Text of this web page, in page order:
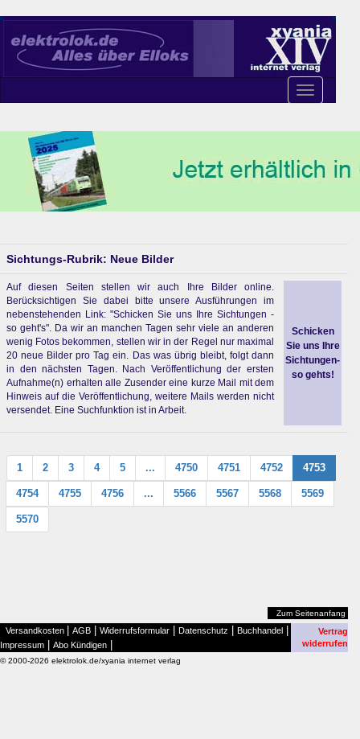
Toggle
navigation
Sichtungs-Rubrik: Neue Bilder
Auf diesen Seiten stellen wir auch Ihre Bilder online.
Berücksichtigen Sie dabei bitte unsere Ausführungen im
nebenstehenden Link: "Schicken Sie uns Ihre Sichtungen -
so geht's". Da wir an manchen Tagen sehr viele an anderen
wenig Fotos bekommen, stellen wir in der Regel nur maximal
20 neue Bilder pro Tag ein. Das was übrig bleibt, folgt dann
in den nächsten Tagen. Nach Veröffentlichung der ersten
Aufnahme(n) erhalten alle Zusender eine kurze Mail mit dem
Hinweis auf die Veröffentlichung, weitere Mails werden nicht
versendet. Eine Suchfunktion ist in Arbeit.
Schicken
Sie uns Ihre
Sichtungen-
so gehts!
1 2 3 4 5 ... 4750 4751 4752 4753
4754 4755 4756 ... 5566 5567 5568 5569
5570
Zum Seitenanfang
Versandkosten AGB Widerrufsformular Datenschutz Buchhandel
Impressum Abo Kündigen
Vertrag
widerrufen
© 2000-2026 elektrolok.de/xyania internet verlag